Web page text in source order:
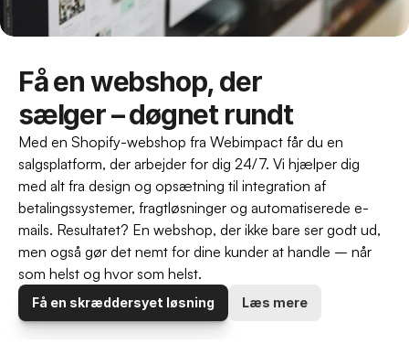
Få en webshop, der
sælger – døgnet rundt
Med en Shopify-webshop fra Webimpact får du en
salgsplatform, der arbejder for dig 24/7. Vi hjælper dig
med alt fra design og opsætning til integration af
betalingssystemer, fragtløsninger og automatiserede e-
mails. Resultatet? En webshop, der ikke bare ser godt ud,
men også gør det nemt for dine kunder at handle – når
som helst og hvor som helst.
Få en skræddersyet løsning Læs mere